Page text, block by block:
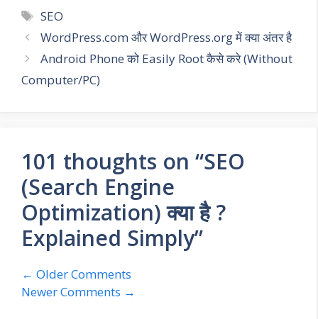
Tags
SEO
WordPress.com और WordPress.org में क्या अंतर है
Android Phone को Easily Root कैसे करे (Without
Computer/PC)
101 thoughts on “SEO
(Search Engine
Optimization) क्या है ?
Explained Simply”
Comment
navigation
← Older Comments
Newer Comments →